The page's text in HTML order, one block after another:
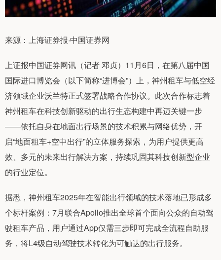
来源：上海证券报·中国证券网
上证报中国证券网讯（记者 邓贞）11月6日，在第八届中国
国际进口博览会（以下简称“进博会”）上，神州租车与低空经
济领域企业沃兰特正式签署战略合作协议。此次合作标志着
神州租车在科技创新驱动的出行生态构建中再迈关键一步
——依托自身在地面出行场景的技术积累与网络优势，开
启“地面租车+空中出行”的立体服务探索，为用户提供更高
效、多元的未来出行解决方案，持续巩固其科技创新型企业
的行业定位。
据悉，神州租车2025年在智能出行领域的技术落地已形成多
个标杆案例：7月联合Apollo推出全球首个面向公众的自动驾
驶租车产品，用户通过App仅需三步即可完成全流程自助服
务，将L4级自动驾驶技术转化为可触达的出行服务。